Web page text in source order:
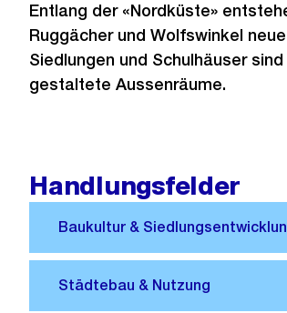
Entlang der «Nordküste»
Ruggächer und Wolfswinkel
Siedlungen und Schulhäuser
gestaltete Aussenräume.
Handlungsfelder